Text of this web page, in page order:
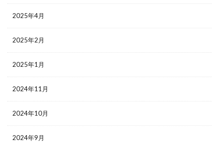
2025年4月
2025年2月
2025年1月
2024年11月
2024年10月
2024年9月